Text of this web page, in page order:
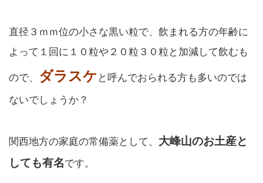
直径３ｍｍ位の小さな黒い粒で、飲まれる方の年齢に
よって１回に１０粒や２０粒３０粒と加減して飲むも
ので、 ダラスケ と呼んでおられる方も多いのでは
ないでしょうか？
関西地方の家庭の常備薬として、 大峰山のお土産と
しても有名です。